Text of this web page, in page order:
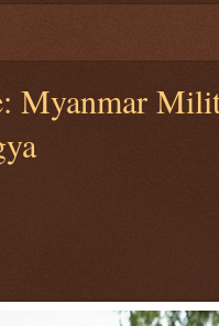
Myanmar